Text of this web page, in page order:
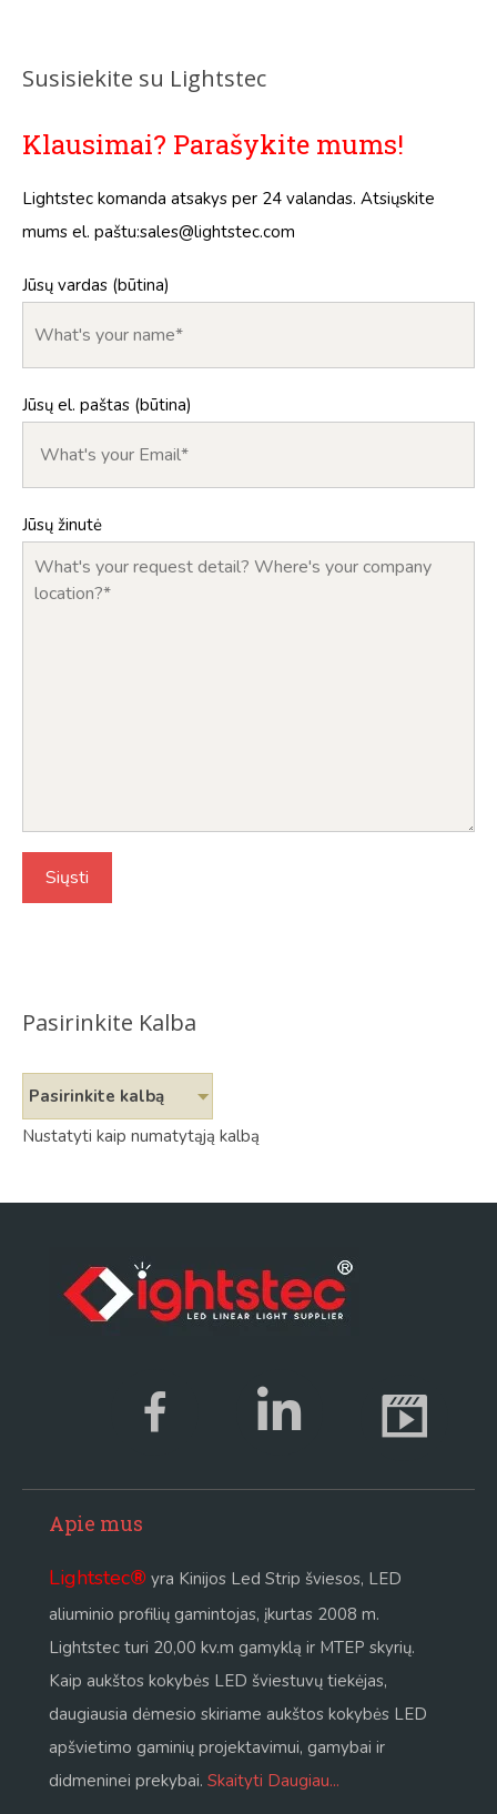
Susisiekite su Lightstec
Klausimai? Parašykite mums!
Lightstec komanda atsakys per 24 valandas. Atsiųskite
mums el. paštu:sales@lightstec.com
Jūsų vardas (būtina)
Jūsų el. paštas (būtina)
Jūsų žinutė
Pasirinkite Kalba
Pasirinkite kalbą
Nustatyti kaip numatytąją kalbą
Apie mus
Lightstec® yra Kinijos Led Strip šviesos, LED
aliuminio profilių gamintojas, įkurtas 2008 m.
Lightstec turi 20,00 kv.m gamyklą ir MTEP skyrių.
Kaip aukštos kokybės LED šviestuvų tiekėjas,
daugiausia dėmesio skiriame aukštos kokybės LED
apšvietimo gaminių projektavimui, gamybai ir
didmeninei prekybai. Skaityti Daugiau...